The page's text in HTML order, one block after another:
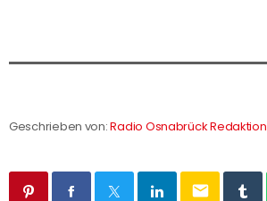
Geschrieben von:Radio Osnabrück Redaktion
email